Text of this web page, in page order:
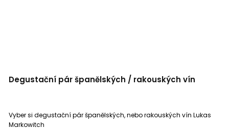
Degustační pár španělských / rakouských vín
Vyber si degustační pár španělských, nebo rakouských vín Lukas
Markowitch